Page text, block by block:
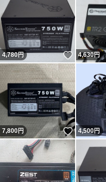
4,780円 いいね！
4,630円
7,800円 いいね！
4,500円